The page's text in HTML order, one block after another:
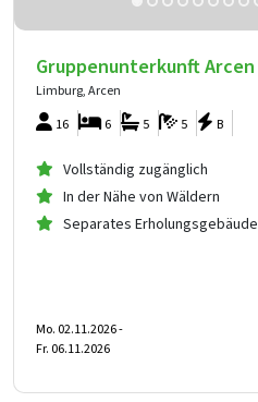
Gruppenunterkunft Arcen
Limburg, Arcen
16 5
5 B
6
Vollständig zugänglich
In der Nähe von Wäldern
Separates Erholungsgebäude
Mo. 02.11.2026 -
Fr. 06.11.2026